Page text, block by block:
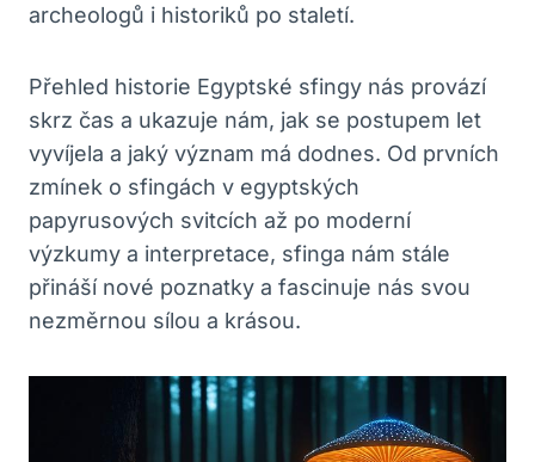
archeologů i historiků po staletí.
Přehled historie Egyptské sfingy nás provází
skrz čas a ukazuje nám, jak se postupem let
vyvíjela a jaký význam má dodnes. Od prvních
zmínek o sfingách v egyptských
papyrusových svitcích až po moderní
výzkumy a interpretace, sfinga nám stále
přináší nové poznatky a fascinuje nás svou
nezměrnou sílou a krásou.